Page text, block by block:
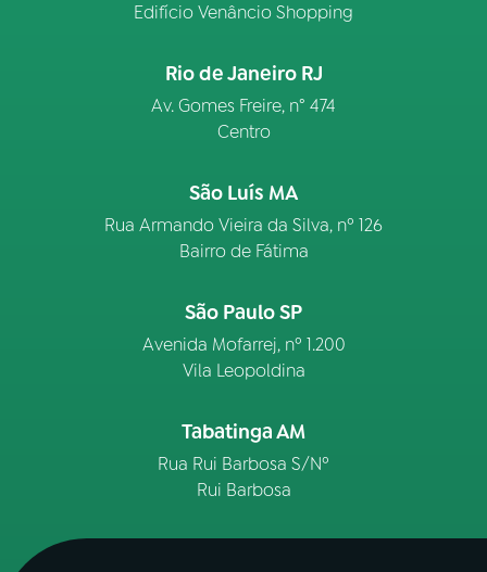
Edifício Venâncio Shopping
Rio de Janeiro RJ
Av. Gomes Freire, n° 474
Centro
São Luís MA
Rua Armando Vieira da Silva, nº 126
Bairro de Fátima
São Paulo SP
Avenida Mofarrej, nº 1.200
Vila Leopoldina
Tabatinga AM
Rua Rui Barbosa S/Nº
Rui Barbosa